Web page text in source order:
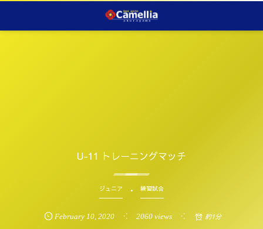
U-11 トレーニングマッチ
ジュニア 練習試合
February 10,2020 2060 views 約1分